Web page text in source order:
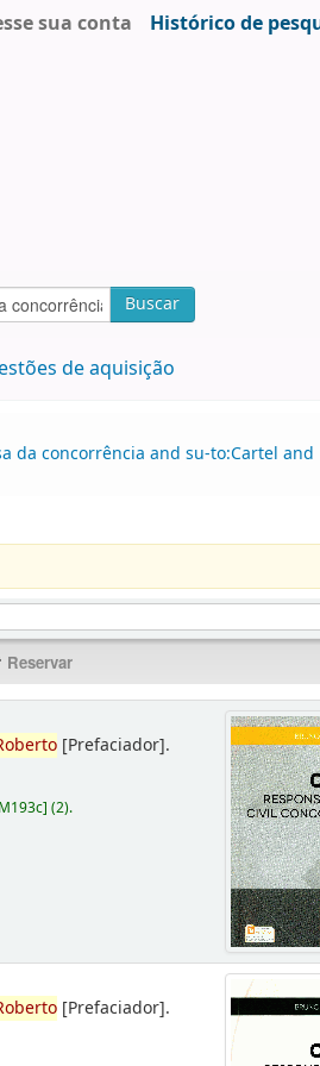
sua conta Histórico de
Buscar
de aquisição
da concorrência and su-to:Cartel and
[Prefaciador].
](2).
[Prefaciador].